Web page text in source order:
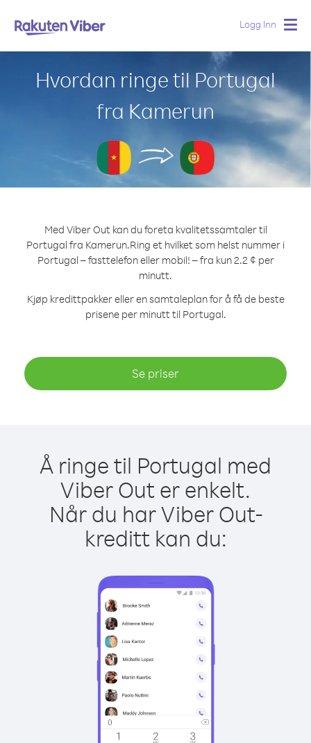
Logg Inn
Hvordan ringe til Portugal
fra Kamerun
Med Viber Out kan du foreta kvalitetssamtaler til
Portugal fra Kamerun.Ring et hvilket som helst nummer i
Portugal – fasttelefon eller mobil! – fra kun 2.2 ¢ per
minutt.
Kjøp kredittpakker eller en samtaleplan for å få de beste
prisene per minutt til Portugal.
Se priser
Å ringe til Portugal med
Viber Out er enkelt.
Når du har Viber Out-
kreditt kan du: